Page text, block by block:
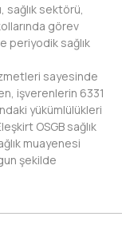
sağlık sektörü,
görev
periyodik sağlık
sayesinde
işverenlerin 6331
yükümlülükleri
OSGB sağlık
muayenesi
şekilde